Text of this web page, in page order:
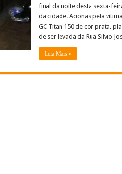
minutos
depois
do
final da noite desta sexta-
da cidade. Acionas pela
GC Titan 150 de cor prata,
de ser levada da Rua Silvio
Leia Mais »